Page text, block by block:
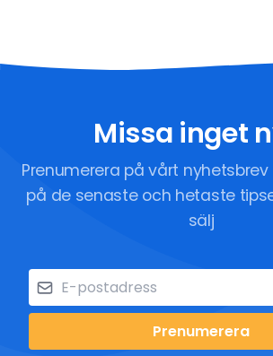
Missa inget
Prenumerera på vårt
på de senaste och hetaste
sälj
Prenumerera